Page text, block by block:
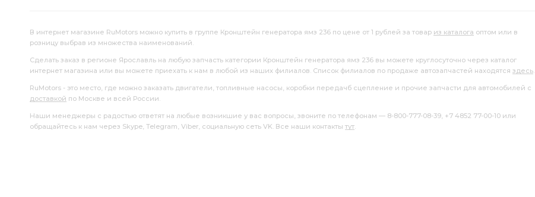
В интернет магазине RuMotors можно купить в группе Кронштейн генератора ямз 236 по цене от 1 рублей за товар из каталога оптом или в
розницу выбрав из множества наименований.
Сделать заказ в регионе Ярославль на любую запчасть категории Кронштейн генератора ямз 236 вы можете круглосуточно через каталог
интернет магазина или вы можете приехать к нам в любой из наших филиалов. Список филиалов по продаже автозапчастей находятся здесь.
RuMotors - это место, где можно заказать двигатели, топливные насосы, коробки передачб сцепление и прочие запчасти для автомобилей с
доставкой по Москве и всей России.
Наши менеджеры с радостью ответят на любые возникшие у вас вопросы, звоните по телефонам — 8-800-777-08-39, +7 4852 77-00-10 или
обращайтесь к нам через Skype, Telegram, Viber, социальную сеть VK. Все наши контакты тут.